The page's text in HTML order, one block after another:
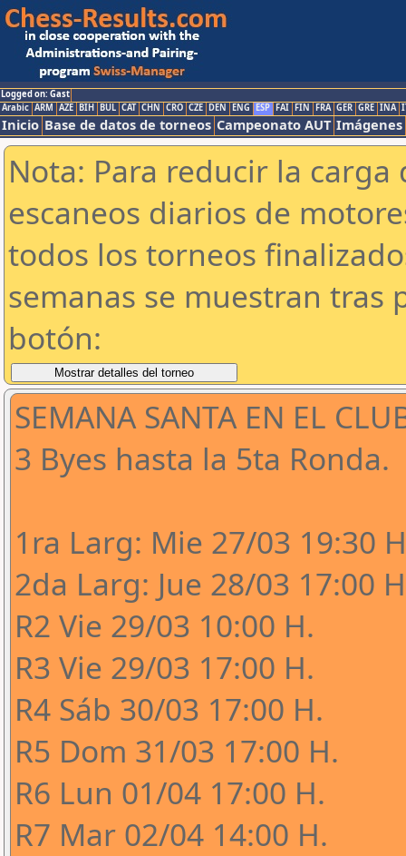
Logged on: Gast
Arabic ARM AZE BIH BUL CAT CHN CRO CZE DEN ENG ESP FAI FIN FRA GER GRE INA
Inicio Base de datos de torneos Campeonato AUT Imágenes
Nota: Para reducir la
escaneos diarios de
todos los torneos
semanas se muestran tras
botón:
SEMANA SANTA EN EL
3 Byes hasta la 5ta Ronda.
1ra Larg: Mie 27/03 19:30
2da Larg: Jue 28/03 17:00
R2 Vie 29/03 10:00 H.
R3 Vie 29/03 17:00 H.
R4 Sáb 30/03 17:00 H.
R5 Dom 31/03 17:00 H.
R6 Lun 01/04 17:00 H.
R7 Mar 02/04 14:00 H.